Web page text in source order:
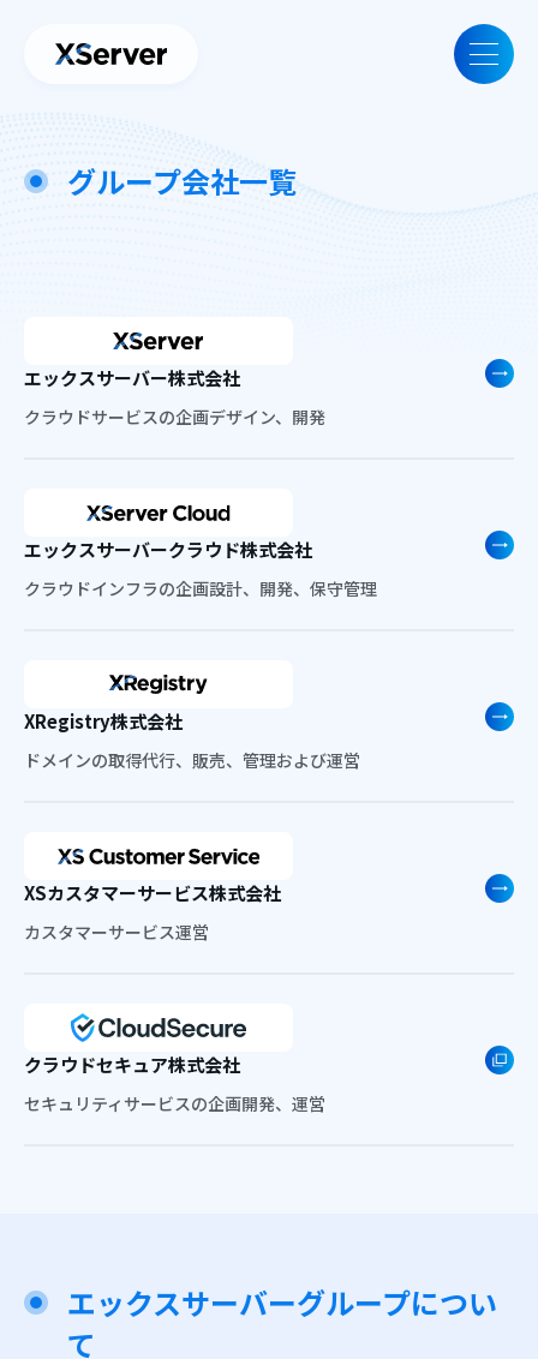
グループ会社一覧
エックスサーバー株式会社
クラウドサービスの企画デザイン、開発
エックスサーバークラウド株式会社
クラウドインフラの企画設計、開発、保守管理
XRegistry株式会社
ドメインの取得代行、販売、管理および運営
XSカスタマーサービス株式会社
カスタマーサービス運営
クラウドセキュア株式会社
セキュリティサービスの企画開発、運営
エックスサーバーグループについ
て